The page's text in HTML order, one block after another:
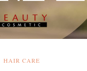
HAIR CARE